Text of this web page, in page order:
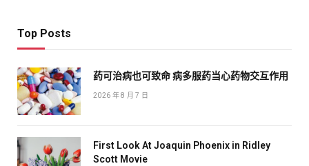
Top Posts
药可治病也可致命 病多服药当心药物交互作用
2026 年 8 月 7 日
First Look At Joaquin Phoenix in Ridley
Scott Movie